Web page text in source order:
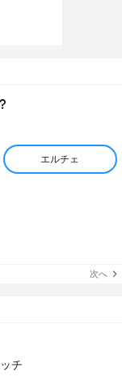
エルチェ
次へ
チ